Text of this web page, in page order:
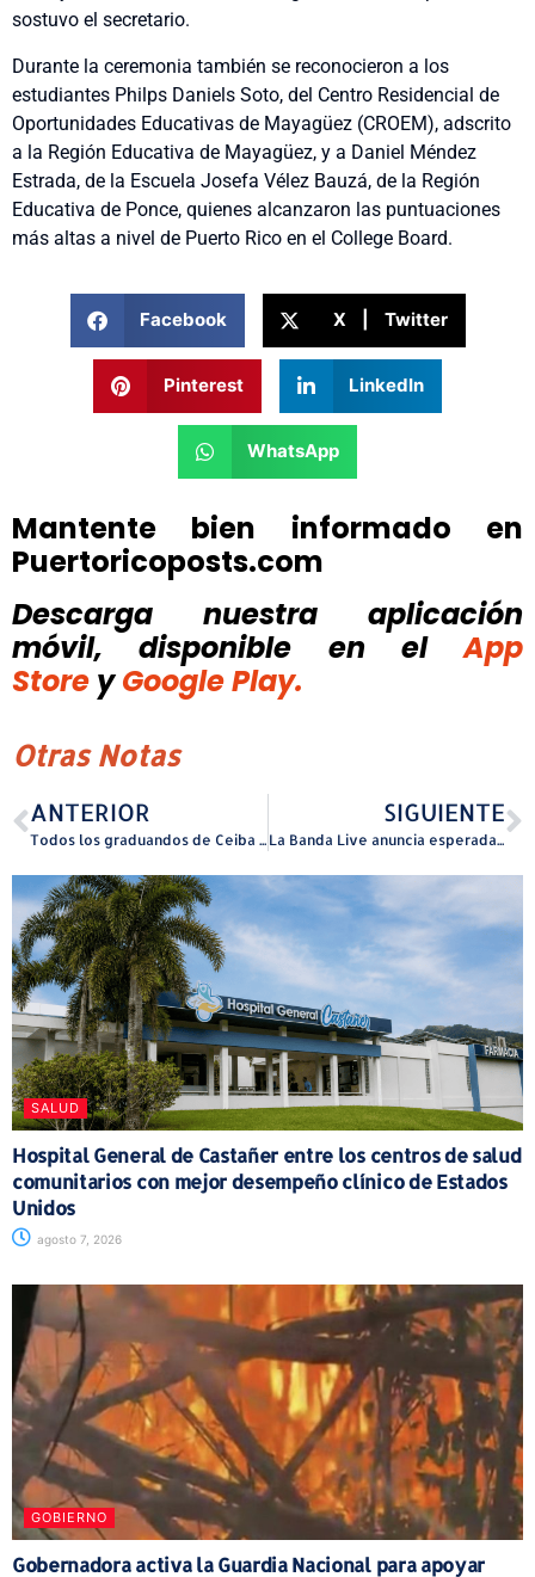
sostuvo el secretario.
Durante la ceremonia también se reconocieron a los
estudiantes Philps Daniels Soto, del Centro Residencial de
Oportunidades Educativas de Mayagüez (CROEM), adscrito
a la Región Educativa de Mayagüez, y a Daniel Méndez
Estrada, de la Escuela Josefa Vélez Bauzá, de la Región
Educativa de Ponce, quienes alcanzaron las puntuaciones
más altas a nivel de Puerto Rico en el College Board.
Facebook X | Twitter
Pinterest LinkedIn
WhatsApp
Mantente bien informado en
Puertoricoposts.com
Descarga nuestra aplicación
móvil, disponible
en el
App
Store y Google Play.
Otras Notas
ANTERIOR
Todos los graduandos de Ceiba reciben incentivo económico
SIGUIENTE
La Banda Live anuncia esperada presentación en Puerto Rico
SALUD
Hospital General de Castañer entre los centros de salud
comunitarios con mejor desempeño clínico de Estados
Unidos
agosto 7, 2026
GOBIERNO
Gobernadora activa la Guardia Nacional para apoyar